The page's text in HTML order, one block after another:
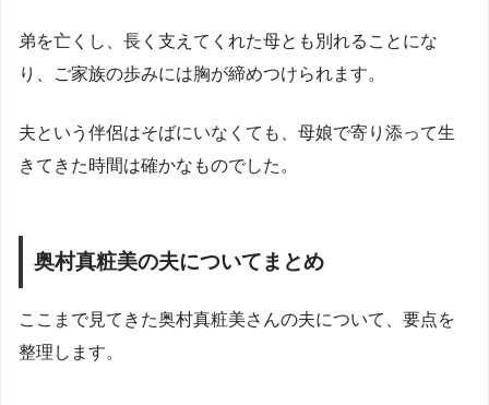
弟を亡くし、長く支えてくれた母とも別れることにな
り、ご家族の歩みには胸が締めつけられます。
夫という伴侶はそばにいなくても、母娘で寄り添って生
きてきた時間は確かなものでした。
奥村真粧美の夫についてまとめ
ここまで見てきた奥村真粧美さんの夫について、要点を
整理します。